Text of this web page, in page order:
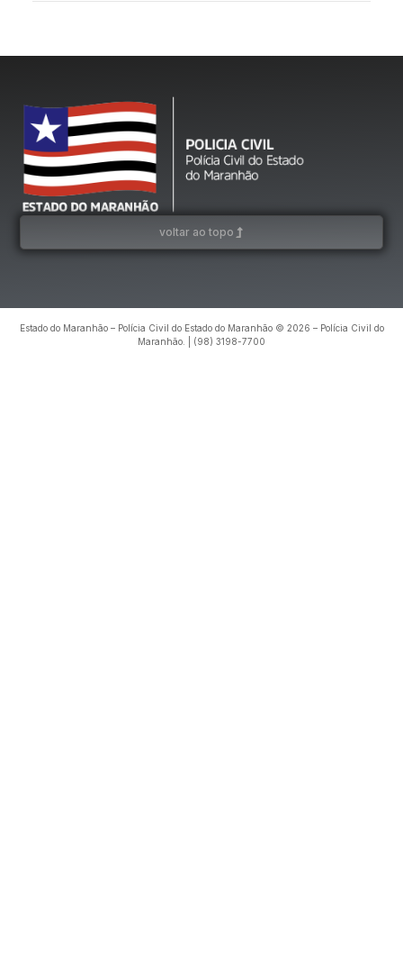
voltar ao topo
Estado do Maranhão – Polícia Civil do Estado do Maranhão © 2026 – Polícia Civil do
Maranhão. | (98) 3198-7700